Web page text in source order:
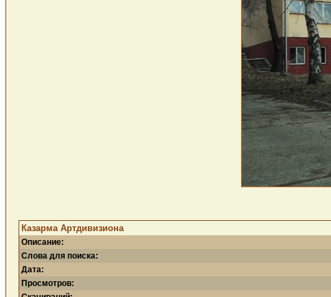
Казарма Артдивизиона
Описание:
Слова для поиска:
Дата:
Просмотров: